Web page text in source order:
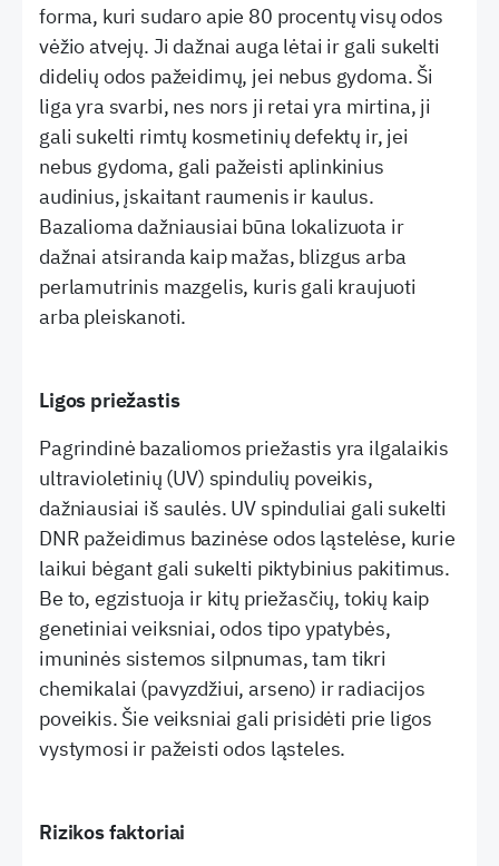
forma, kuri sudaro apie 80 procentų visų odos
vėžio atvejų. Ji dažnai auga lėtai ir gali sukelti
didelių odos pažeidimų, jei nebus gydoma. Ši
liga yra svarbi, nes nors ji retai yra mirtina, ji
gali sukelti rimtų kosmetinių defektų ir, jei
nebus gydoma, gali pažeisti aplinkinius
audinius, įskaitant raumenis ir kaulus.
Bazalioma dažniausiai būna lokalizuota ir
dažnai atsiranda kaip mažas, blizgus arba
perlamutrinis mazgelis, kuris gali kraujuoti
arba pleiskanoti.
Ligos priežastis
Pagrindinė bazaliomos priežastis yra ilgalaikis
ultravioletinių (UV) spindulių poveikis,
dažniausiai iš saulės. UV spinduliai gali sukelti
DNR pažeidimus bazinėse odos ląstelėse, kurie
laikui bėgant gali sukelti piktybinius pakitimus.
Be to, egzistuoja ir kitų priežasčių, tokių kaip
genetiniai veiksniai, odos tipo ypatybės,
imuninės sistemos silpnumas, tam tikri
chemikalai (pavyzdžiui, arseno) ir radiacijos
poveikis. Šie veiksniai gali prisidėti prie ligos
vystymosi ir pažeisti odos ląsteles.
Rizikos faktoriai